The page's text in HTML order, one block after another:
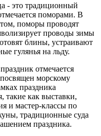
- это традиционный
поморами. В
поморы проводят
проводы зимы
блины, устраивают
гулянья на льду.
отмечается
морскому
праздника
такие как выставки,
и мастер-классы по
традиционные суда
праздника.